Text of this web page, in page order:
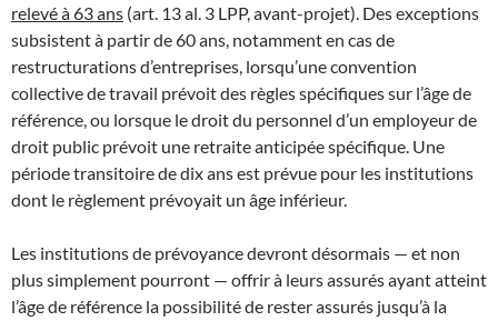
relevé à 63 ans (art. 13 al. 3 LPP, avant-projet). Des exceptions
subsistent à partir de 60 ans, notamment en cas de
restructurations d’entreprises, lorsqu’une convention
collective de travail prévoit des règles spécifiques sur l’âge de
référence, ou lorsque le droit du personnel d’un employeur de
droit public prévoit une retraite anticipée spécifique. Une
période transitoire de dix ans est prévue pour les institutions
dont le règlement prévoyait un âge inférieur.
Les institutions de prévoyance devront désormais — et non
plus simplement pourront — offrir à leurs assurés ayant atteint
l’âge de référence la possibilité de rester assurés jusqu’à la